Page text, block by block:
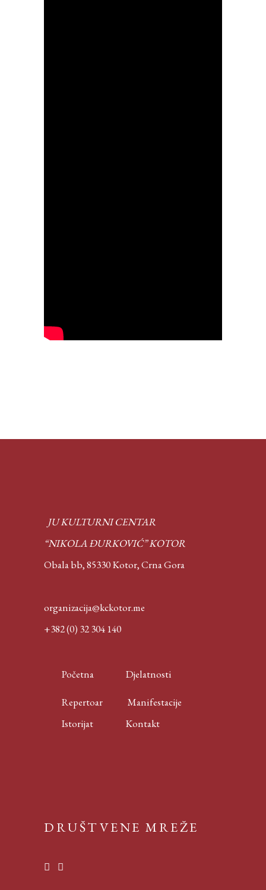
JU KULTURNI CENTAR
“NIKOLA ĐURKOVIĆ” KOTOR
Obala bb, 85330 Kotor,Crna Gora
organizacija@kckotor.me
+382 (0) 32 304 140
Početna Djelatnosti
Repertoar
Manifestacije
Istorijat
Kontakt
DRUŠTVENE MREŽE